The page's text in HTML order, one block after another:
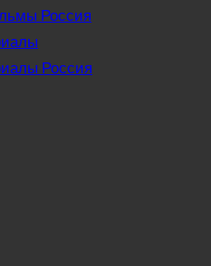
Россия
Россия